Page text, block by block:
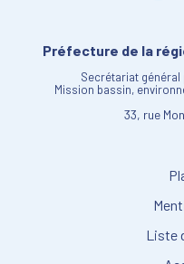
Préfecture de la
Secrétariat
Mission bassin,
33, rue
Liste